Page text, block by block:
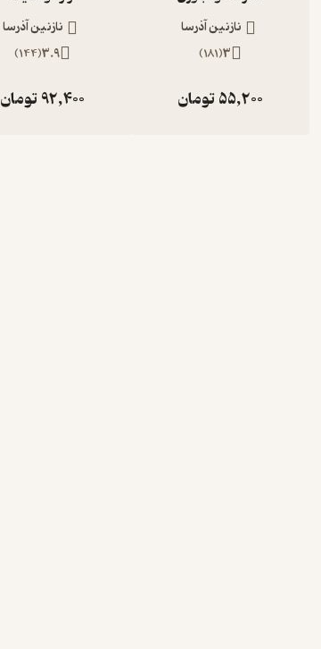
نازنین آذرسا
3
(
181
)
55,200تومان
نازنین آذرسا
3.9
(
144
)
92,400تومان